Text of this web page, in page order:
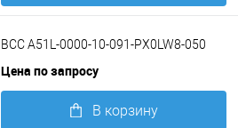
BCC A51L-0000-10-091-PX0LW8-050
Цена по запросу
В корзину